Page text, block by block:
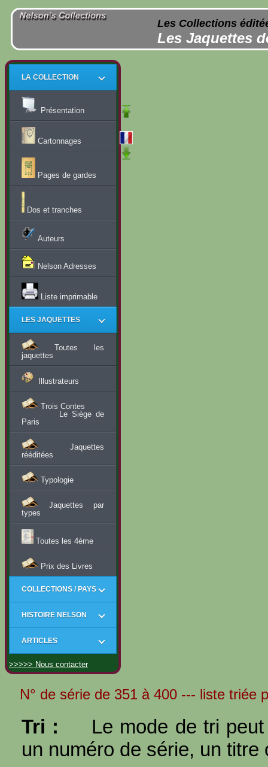
Les Collections
Les Jaquettes
LA COLLECTION
Présentation
Cartonnages
Pages de gardes
Dos et tranches
Auteurs
Nelson Adresses
Liste imprimable
LES JAQUETTES
Toutes les
jaquettes
Illustrateurs
Trois Contes
Le Siège de
Paris
Jaquettes
rééditées
Typologie
Jaquettes par
types
Toutes les 4ème
Prix des Livres
COLLECTIONS / PAYS
HISTOIRE NELSON
ARTICLES
>>>>> Nous contacter
N° de série de 351 à 400 --- liste triée
Tri :
Le mode de tri
un numéro de série, un titre